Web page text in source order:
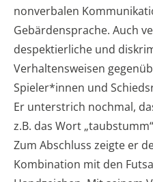
nonverbalen
Gebärdensprache. Auch
despektierliche und
Verhaltensweisen
Spieler*innen und
Er unterstrich nochmal,
z.B. das Wort
Zum Abschluss zeigte er
Kombination mit den